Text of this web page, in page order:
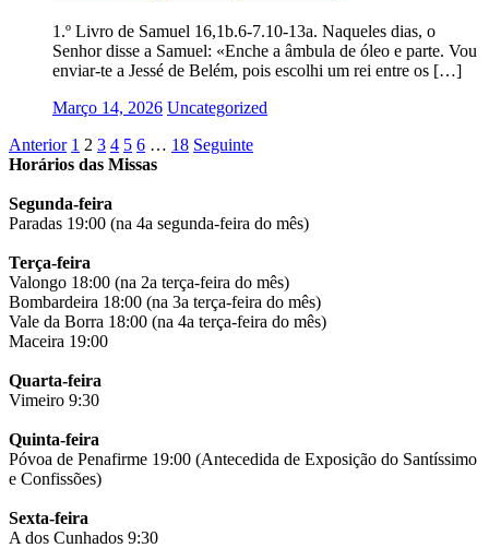
1.º Livro de Samuel 16,1b.6-7.10-13a. Naqueles dias, o
Senhor disse a Samuel: «Enche a âmbula de óleo e parte. Vou
enviar-te a Jessé de Belém, pois escolhi um rei entre os […]
Março 14, 2026 Uncategorized
Paginação
dos
conteúdos
Anterior 1 2 3 4 5 6 … 18 Seguinte
Horários das Missas
Segunda-feira
Paradas 19:00 (na 4a segunda-feira do mês)
Terça-feira
Valongo 18:00 (na 2a terça-feira do mês)
Bombardeira 18:00 (na 3a terça-feira do mês)
Vale da Borra 18:00 (na 4a terça-feira do mês)
Maceira 19:00
Quarta-feira
Vimeiro 9:30
Quinta-feira
Póvoa de Penafirme 19:00 (Antecedida de Exposição do Santíssimo
e Confissões)
Sexta-feira
A dos Cunhados 9:30